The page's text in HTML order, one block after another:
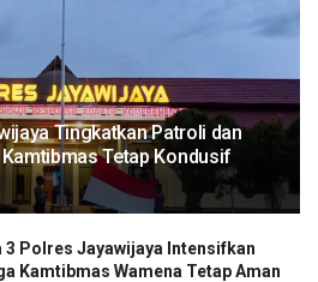
Tingkatkan Patroli dan
Tetap Kondusif
3 Polres Jayawijaya Intensifkan
Kamtibmas Wamena Tetap Aman